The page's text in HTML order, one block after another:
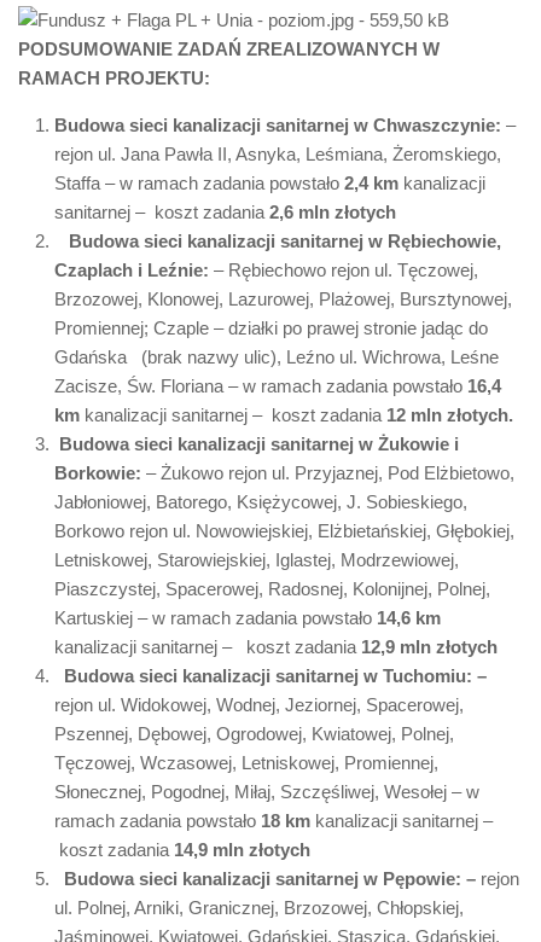
PODSUMOWANIE ZADAŃ ZREALIZOWANYCH W
RAMACH PROJEKTU:
Budowa sieci kanalizacji sanitarnej w Chwaszczynie: –
rejon ul. Jana Pawła II, Asnyka, Leśmiana, Żeromskiego,
Staffa – w ramach zadania powstało 2,4 km kanalizacji
sanitarnej – koszt zadania 2,6 mln złotych
Budowa sieci kanalizacji sanitarnej w Rębiechowie,
Czaplach i Leźnie: – Rębiechowo rejon ul. Tęczowej,
Brzozowej, Klonowej, Lazurowej, Plażowej, Bursztynowej,
Promiennej; Czaple – działki po prawej stronie jadąc do
Gdańska (brak nazwy ulic), Leźno ul. Wichrowa, Leśne
Zacisze, Św. Floriana – w ramach zadania powstało 16,4
km kanalizacji sanitarnej – koszt zadania 12 mln złotych.
Budowa sieci kanalizacji sanitarnej w Żukowie i
Borkowie: – Żukowo rejon ul. Przyjaznej, Pod Elżbietowo,
Jabłoniowej, Batorego, Księżycowej, J. Sobieskiego,
Borkowo rejon ul. Nowowiejskiej, Elżbietańskiej, Głębokiej,
Letniskowej, Starowiejskiej, Iglastej, Modrzewiowej,
Piaszczystej, Spacerowej, Radosnej, Kolonijnej, Polnej,
Kartuskiej – w ramach zadania powstało 14,6 km
kanalizacji sanitarnej – koszt zadania 12,9 mln złotych
Budowa sieci kanalizacji sanitarnej w Tuchomiu: –
rejon ul. Widokowej, Wodnej, Jeziornej, Spacerowej,
Pszennej, Dębowej, Ogrodowej, Kwiatowej, Polnej,
Tęczowej, Wczasowej, Letniskowej, Promiennej,
Słonecznej, Pogodnej, Miłaj, Szczęśliwej, Wesołej – w
ramach zadania powstało 18 km kanalizacji sanitarnej –
koszt zadania 14,9 mln złotych
Budowa sieci kanalizacji sanitarnej w Pępowie: – rejon
ul. Polnej, Arniki, Granicznej, Brzozowej, Chłopskiej,
Jaśminowej, Kwiatowej, Gdańskiej, Staszica, Gdańskiej,